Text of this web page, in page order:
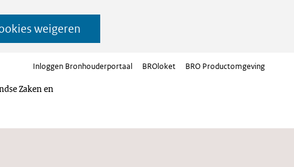
weigeren
Zaken en
Inloggen Bronhouderportaal BROloket BRO Productomgeving